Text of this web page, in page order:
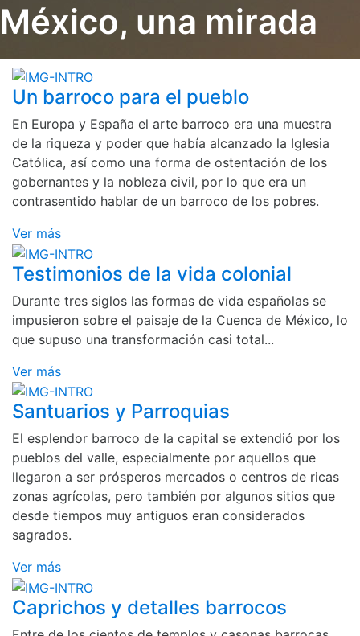
México, una mirada
Un barroco para el pueblo
En Europa y España el arte barroco era una muestra
de la riqueza y poder que había alcanzado la Iglesia
Católica, así como una forma de ostentación de los
gobernantes y la nobleza civil, por lo que era un
contrasentido hablar de un barroco de los pobres.
Ver más
Testimonios de la vida colonial
Durante tres siglos las formas de vida españolas se
impusieron sobre el paisaje de la Cuenca de México, lo
que supuso una transformación casi total...
Ver más
Santuarios y Parroquias
El esplendor barroco de la capital se extendió por los
pueblos del valle, especialmente por aquellos que
llegaron a ser prósperos mercados o centros de ricas
zonas agrícolas, pero también por algunos sitios que
desde tiempos muy antiguos eran considerados
sagrados.
Ver más
Caprichos y detalles barrocos